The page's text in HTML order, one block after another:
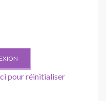
pour réinitialiser